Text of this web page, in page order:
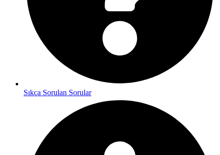
Sıkça Sorulan Sorular